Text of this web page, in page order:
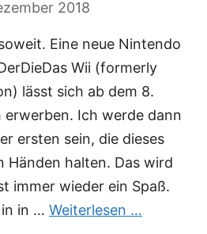
2018
Eine neue Nintendo
Wii (formerly
lässt sich ab dem 8.
erwerben. Ich werde dann
ersten sein, die dieses
Händen halten. Das wird
immer wieder ein Spaß.
in … Weiterlesen …